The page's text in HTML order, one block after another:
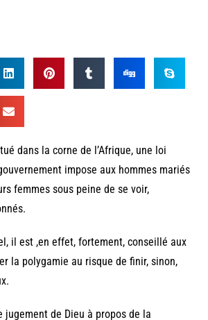
dans la corne de l’Afrique, une loi
impose aux hommes mariés
femmes sous peine de se voir,
il est ,en effet, fortement, conseillé aux
la polygamie au risque de finir, sinon,
jugement de Dieu à propos de la